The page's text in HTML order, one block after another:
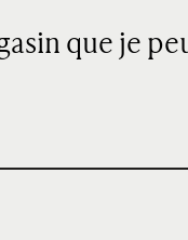
que je